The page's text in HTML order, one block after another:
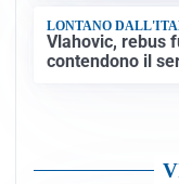
LONTANO
Vlahovic, rebus
contendono il